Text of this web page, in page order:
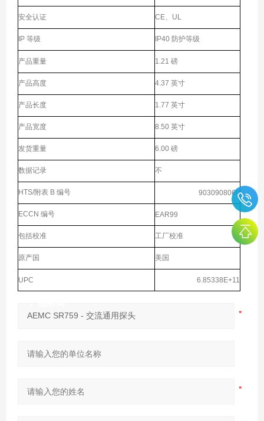
安全认证 CE、UL
IP 等级 IP40 防护等级
产品重量 1.21 磅
产品高度 4.37 英寸
产品长度 1.77 英寸
产品宽度 8.50 英寸
发货重量 6.00 磅
数据记录 不
HTS/附表 B 编号 9030908060
ECCN 编号 EAR99
包括校准 工厂校准
原产国 美国
UPC 6.85338E+11